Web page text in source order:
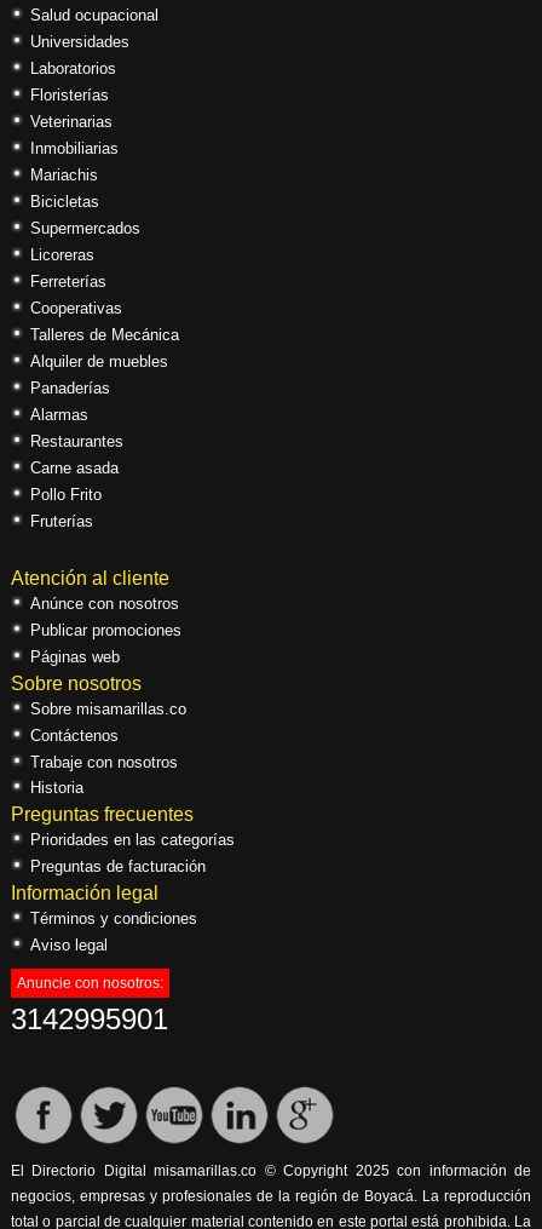
Salud ocupacional
Universidades
Laboratorios
Floristerías
Veterinarias
Inmobiliarias
Mariachis
Bicicletas
Supermercados
Licoreras
Ferreterías
Cooperativas
Talleres de Mecánica
Alquiler de muebles
Panaderías
Alarmas
Restaurantes
Carne asada
Pollo Frito
Fruterías
Atención al cliente
Anúnce con nosotros
Publicar promociones
Páginas web
Sobre nosotros
Sobre misamarillas.co
Contáctenos
Trabaje con nosotros
Historia
Preguntas frecuentes
Prioridades en las categorías
Preguntas de facturación
Información legal
Términos y condiciones
Aviso legal
Anuncie con nosotros:
3142995901
El Directorio Digital misamarillas.co © Copyright 2025 con información de
negocios, empresas y profesionales de la región de Boyacá. La reproducción
total o parcial de cualquier material contenido en este portal está prohibida. La